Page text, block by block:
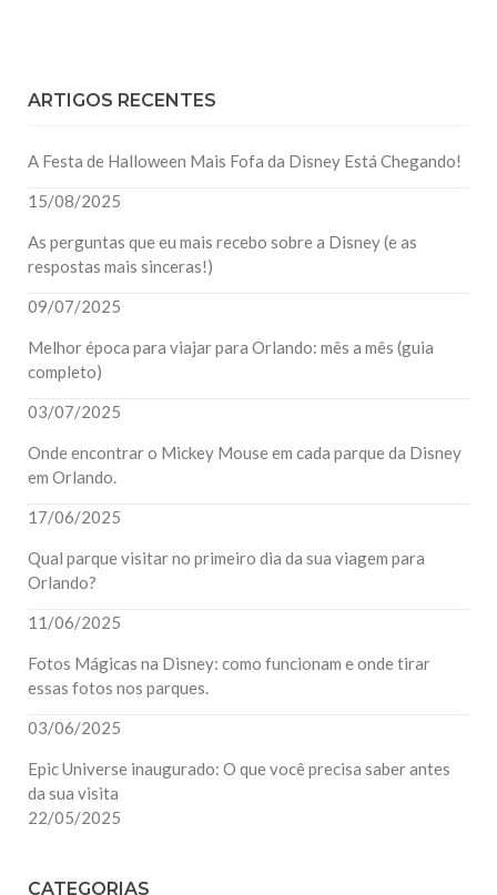
ARTIGOS RECENTES
A Festa de Halloween Mais Fofa da Disney Está Chegando!
15/08/2025
As perguntas que eu mais recebo sobre a Disney (e as
respostas mais sinceras!)
09/07/2025
Melhor época para viajar para Orlando: mês a mês (guia
completo)
03/07/2025
Onde encontrar o Mickey Mouse em cada parque da Disney
em Orlando.
17/06/2025
Qual parque visitar no primeiro dia da sua viagem para
Orlando?
11/06/2025
Fotos Mágicas na Disney: como funcionam e onde tirar
essas fotos nos parques.
03/06/2025
Epic Universe inaugurado: O que você precisa saber antes
da sua visita
22/05/2025
CATEGORIAS